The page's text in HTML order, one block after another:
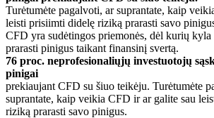
Turėtumėte pagalvoti, ar suprantate, kaip
leisti prisiimti didelę riziką prarasti savo
CFD yra sudėtingos priemonės, dėl kurių
prarasti pinigus taikant finansinį svertą.
76 proc. neprofesionaliųjų investuotojų
pinigai
prekiaujant CFD su šiuo teikėju. Turėtumėte
suprantate, kaip veikia CFD ir ar galite sau
riziką prarasti savo pinigus.